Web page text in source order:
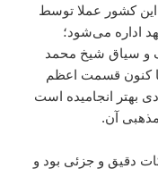
کشور عملا توسط
اداره می‌شود؛
و سیاق شیخ محمد
کنون قسمت اعظم
بهتر انجامیده است
آن.
دقیق و جزئی بود و